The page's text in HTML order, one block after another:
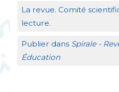
La revue. Comité
lecture.
Publier dans Spirale -
Éducation